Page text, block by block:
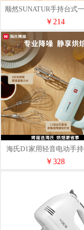
顺然SUNATUR手持台式
机六棒款SRZ-1057
￥214
海氏D1家用轻音电动手
打蛋器
￥328